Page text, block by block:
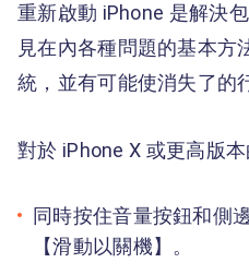
重新啟動 iPhone 是解決
見在內各種問題的基本方
統，並有可能使消失了的
對於 iPhone X 或更高版本
同時按住音量按鈕和側
【滑動以關機】。